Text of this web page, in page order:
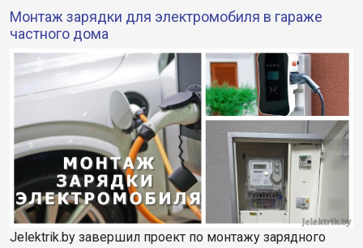
Монтаж зарядки для электромобиля в гараже
частного дома
Jelektrik.by завершил проект по монтажу зарядного